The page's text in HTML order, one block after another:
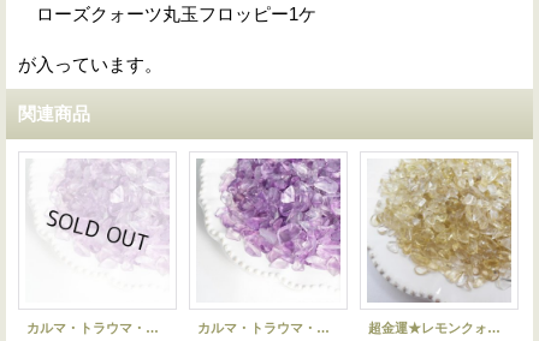
ローズクォーツ丸玉フロッピー1ケ
が入っています。
関連商品
カルマ・トラウマ・過去超越★アメジストさざれ50★
カルマ・トラウマ・過去超越★アメジストさざれ100★
超金運★レモンクォーツさざれ25★